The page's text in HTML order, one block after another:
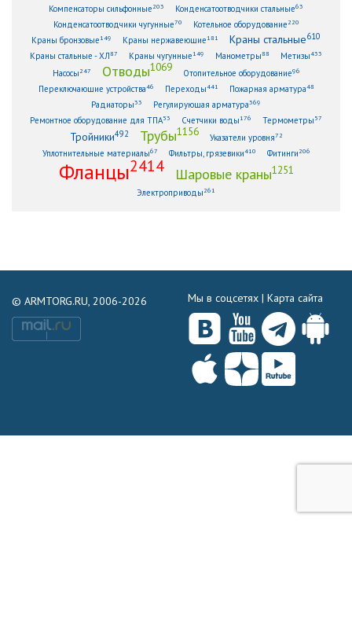
Компенсаторы сильфонные 203 Конденсатоотводчики стальные63
Конденсатоотводчики чугунные70 Котельное оборудование 220
Краны бронзовые149 Краны нержавеющие181 Краны стальные610
Краны стальные - ХЛ87 Краны чугунные149 Манометры88 Метизы433
Насосы 247 Отводы1069 Отопительное оборудование96
Переключающие устройства46 Переходы441 Пожарная арматура48
Радиаторы33 Регулирующая арматура369
Ремонтное оборудование для ТПА53 Счетчики воды176 Термометры 57
Тройники492 Трубы1156 Указатели уровня72
Уплотнительные материалы67 Фильтры, грязевики410 Фитинги 206
Фланцы2414 Шаровые краны1251
Электроприводы 261
© ARMTORG.RU, 2006-2026 Мы в соцсетях | Карта сайта